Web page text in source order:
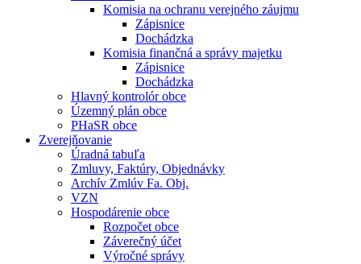
Komisia na ochranu verejného záujmu
Zápisnice
Dochádzka
Komisia finančná a správy majetku
Zápisnice
Dochádzka
Hlavný kontrolór obce
Územný plán obce
PHaSR obce
Zverejňovanie
Úradná tabuľa
Zmluvy, Faktúry, Objednávky
Archív Zmlúv Fa. Obj.
VZN
Hospodárenie obce
Rozpočet obce
Záverečný účet
Výročné správy